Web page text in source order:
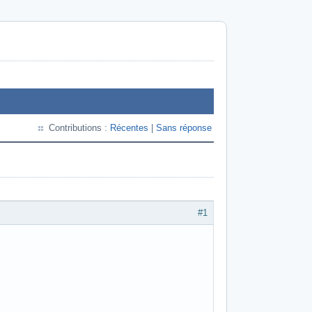
Contributions : Récentes Sans réponse
#1